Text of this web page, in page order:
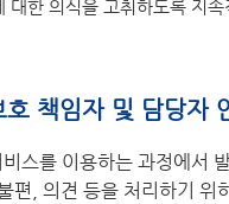
대한 의식을 고취하도록 지
책임자 및 담당자
스를 이용하는 과정에서
편, 의견 등을 처리하기 위